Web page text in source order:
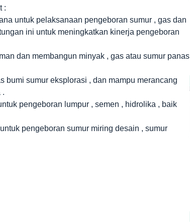
:
untuk pelaksanaan pengeboran sumur , gas dan
ini untuk meningkatkan kinerja pengeboran
dan membangun minyak , gas atau sumur panas
bumi sumur eksplorasi , dan mampu merancang
.
pengeboran lumpur , semen , hidrolika , baik
pengeboran sumur miring desain , sumur